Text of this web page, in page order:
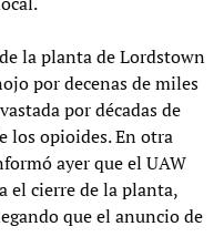
la planta de Lordstown
por decenas de miles
por décadas de
los opioides. En otra
ayer que el UAW
el cierre de la planta,
que el anuncio de